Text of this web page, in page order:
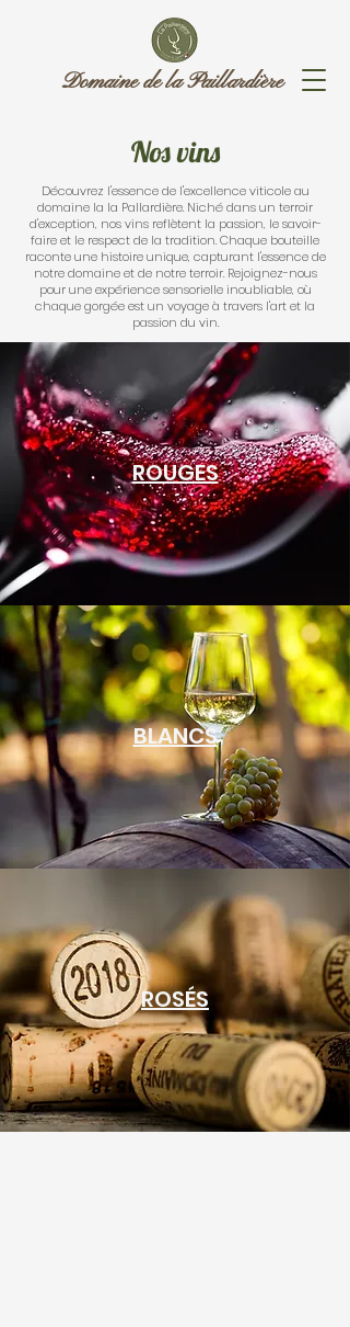
Domaine de la Paillardière
Nos vins
Découvrez l'essence de l'excellence viticole au
domaine la la Pallardière. Niché dans un terroir
d'exception, nos vins reflètent la passion, le savoir-
faire et le respect de la tradition. Chaque bouteille
raconte une histoire unique, capturant l'essence de
notre domaine et de notre terroir. Rejoignez-nous
pour une expérience sensorielle inoubliable, où
chaque gorgée est un voyage à travers l'art et la
passion du vin.
ROUGES
BLANCS
ROSÉS